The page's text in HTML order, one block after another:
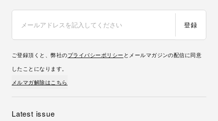
登録
ご登録頂くと、弊社のプライバシーポリシー とメールマガジンの配信に同意
したことになります。
メルマガ解除はこちら
Latest issue